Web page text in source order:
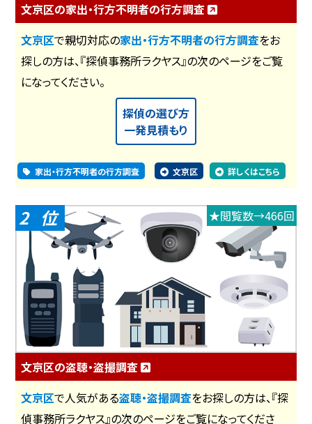
文京区の家出・行方不明者の行方調査
文京区で親切対応の家出・行方不明者の行方調査をお
探しの方は、『探偵事務所ラクヤス』の次のページをご覧
になってください。
探偵の選び方
一発見積もり
家出・行方不明者の行方調査 文京区 詳しくはこちら
2 ★閲覧数→466回
文京区の盗聴・盗撮調査
文京区で人気がある盗聴・盗撮調査をお探しの方は、『探
偵事務所ラクヤス』の次のページをご覧になってくださ